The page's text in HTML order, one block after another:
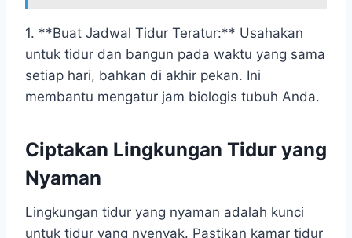
1. **Buat Jadwal Tidur Teratur:** Usahakan
untuk tidur dan bangun pada waktu yang sama
setiap hari, bahkan di akhir pekan. Ini
membantu mengatur jam biologis tubuh Anda.
Ciptakan Lingkungan Tidur yang
Nyaman
Lingkungan tidur yang nyaman adalah kunci
untuk tidur yang nyenyak. Pastikan kamar tidur